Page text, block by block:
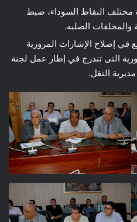
مختلف النقاط السوداء، ضبط
والمخلفات الصلبه.
في إصلاح الإشارات المرورية
التى تندرج في إطار عمل لجنة
النقل.